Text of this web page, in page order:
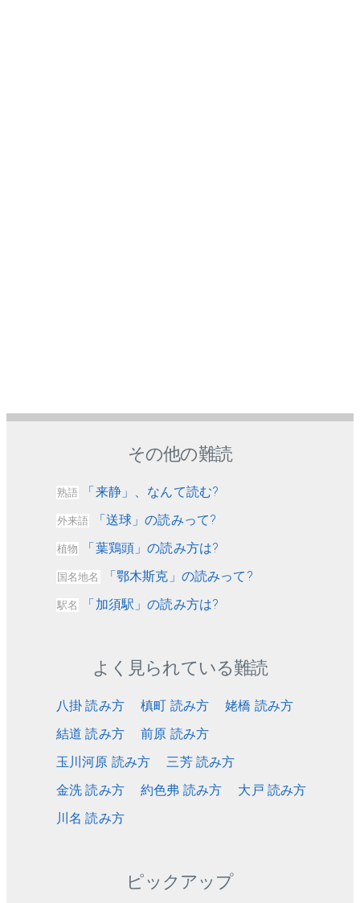
その他の難読
熟語 「来静」、なんて読む?
外来語 「送球」の読みって?
植物 「葉鶏頭」の読み方は?
国名地名 「鄂木斯克」の読みって?
駅名 「加須駅」の読み方は?
よく見られている難読
八掛 読み方 槙町 読み方
姥橋 読み方
結道 読み方
前原 読み方
玉川河原 読み方
三芳 読み方
金洗 読み方
約色弗 読み方
大戸 読み方
川名 読み方
ピックアップ